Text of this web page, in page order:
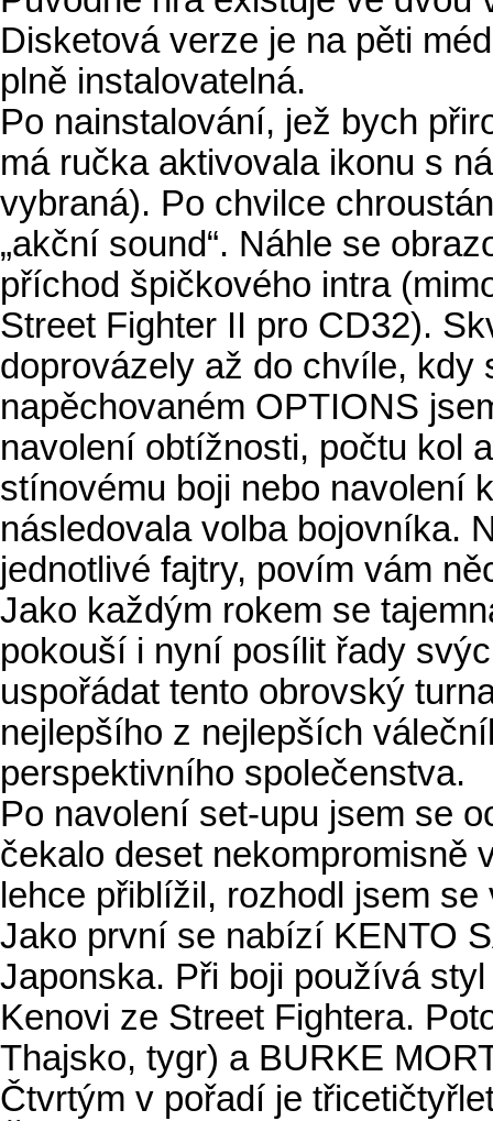
Disketová verze je na pěti
plně instalovatelná.
Po nainstalování, jež bych
má ručka aktivovala ikonu s
vybraná). Po chvilce
„akční sound“. Náhle se
příchod špičkového intra
Street Fighter II pro CD32).
doprovázely až do chvíle, kdy
napěchovaném OPTIONS
navolení obtížnosti, počtu kol
stínovému boji nebo navolení
následovala volba bojovníka.
jednotlivé fajtry, povím vám
Jako každým rokem se
pokouší i nyní posílit řady
uspořádat tento obrovský
nejlepšího z nejlepších
perspektivního společenstva.
Po navolení set-upu jsem se
čekalo deset nekompromisně
lehce přiblížil, rozhodl jsem
Jako první se nabízí KENTO
Japonska. Při boji používá
Kenovi ze Street Fightera.
Thajsko, tygr) a BURKE
Čtvrtým v pořadí je